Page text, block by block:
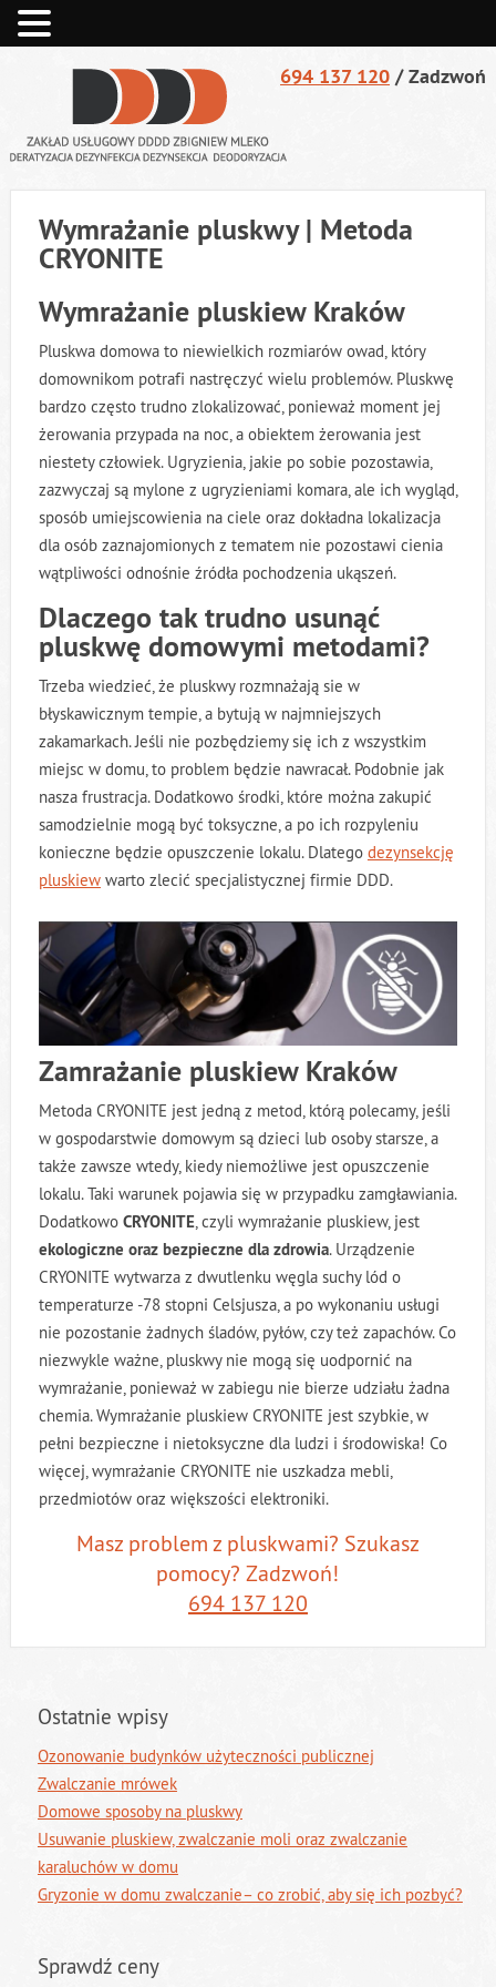
OFERTA
DEZYNSEKCJA
DERATYZACJA
DEZODORYZACJA
O NAS
KONTAKT
694 137 120 / Zadzwoń
Wymrażanie pluskwy | Metoda
CRYONITE
Wymrażanie pluskiew Kraków
Pluskwa domowa to niewielkich rozmiarów owad, który
domownikom potrafi nastręczyć wielu problemów. Pluskwę
bardzo często trudno zlokalizować, ponieważ moment jej
żerowania przypada na noc, a obiektem żerowania jest
niestety człowiek. Ugryzienia, jakie po sobie pozostawia,
zazwyczaj są mylone z ugryzieniami komara, ale ich wygląd,
sposób umiejscowienia na ciele oraz dokładna lokalizacja
dla osób zaznajomionych z tematem nie pozostawi cienia
wątpliwości odnośnie źródła pochodzenia ukąszeń.
Dlaczego tak trudno usunąć
pluskwę domowymi metodami?
Trzeba wiedzieć, że pluskwy rozmnażają sie w
błyskawicznym tempie, a bytują w najmniejszych
zakamarkach. Jeśli nie pozbędziemy się ich z wszystkim
miejsc w domu, to problem będzie nawracał. Podobnie jak
nasza frustracja. Dodatkowo środki, które można zakupić
samodzielnie mogą być toksyczne, a po ich rozpyleniu
konieczne będzie opuszczenie lokalu. Dlatego dezynsekcję
pluskiewwarto zlecić specjalistycznej firmie DDD.
Zamrażanie pluskiew Kraków
Metoda CRYONITE jest jedną z metod, którą polecamy, jeśli
w gospodarstwie domowym są dzieci lub osoby starsze, a
także zawsze wtedy, kiedy niemożliwe jest opuszczenie
lokalu. Taki warunek pojawia się w przypadku zamgławiania.
Dodatkowo CRYONITE, czyli wymrażanie pluskiew, jest
ekologiczne oraz bezpieczne dla zdrowia. Urządzenie
CRYONITE wytwarza z dwutlenku węgla suchy lód o
temperaturze -78 stopni Celsjusza, a po wykonaniu usługi
nie pozostanie żadnych śladów, pyłów, czy też zapachów. Co
niezwykle ważne, pluskwy nie mogą się uodpornić na
wymrażanie, ponieważ w zabiegu nie bierze udziału żadna
chemia. Wymrażanie pluskiew CRYONITE jest szybkie, w
pełni bezpieczne i nietoksyczne dla ludzi i środowiska! Co
więcej, wymrażanie CRYONITE nie uszkadza mebli,
przedmiotów oraz większości elektroniki.
Masz problem z pluskwami? Szukasz
pomocy? Zadzwoń!
694 137 120
Ostatnie wpisy
Ozonowanie budynków użyteczności publicznej
Zwalczanie mrówek
Domowe sposoby na pluskwy
Usuwanie pluskiew, zwalczanie moli oraz zwalczanie
karaluchów w domu
Gryzonie w domu zwalczanie– co zrobić, aby się ich pozbyć?
Sprawdź ceny